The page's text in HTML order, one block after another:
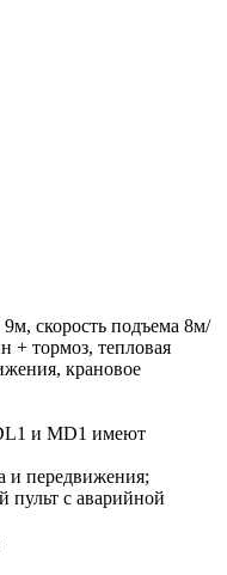
скорость подъема 8м/
+ тормоз, тепловая
крановое
и MD1 имеют
и передвижения;
пульт с аварийной